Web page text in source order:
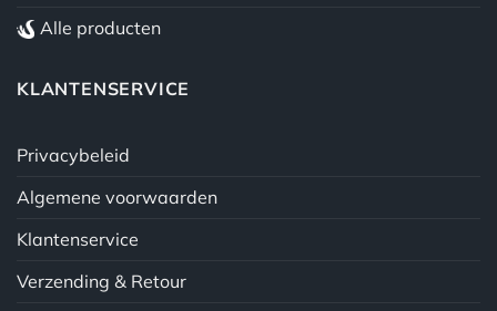
Alle producten
KLANTENSERVICE
Privacybeleid
Algemene voorwaarden
Klantenservice
Verzending & Retour